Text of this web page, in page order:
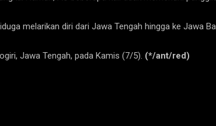
melarikan diri dari Jawa Tengah hingga ke Jawa
Jawa Tengah, pada Kamis (7/5). (*/ant/red)